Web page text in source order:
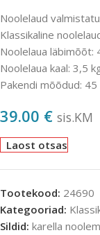
Noolelaud
Klassikaline
Noolelaua läbimõõt:
Noolelaua kaal: 3,5
Pakendi mõõdud:
39.00 € sis.KM
Laost otsas
Tootekood: 24690
Kategooriad:
Sildid: karella